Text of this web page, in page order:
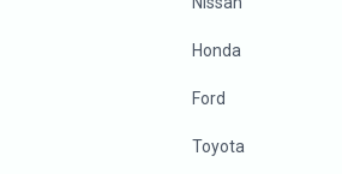
Honda
Ford
Toyota